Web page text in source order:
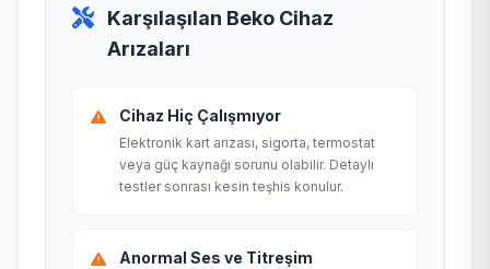
Karşılaşılan Beko Cihaz
Arızaları
Cihaz Hiç Çalışmıyor
Elektronik kart arızası, sigorta, termostat
veya güç kaynağı sorunu olabilir. Detaylı
testler sonrası kesin teşhis konulur.
Anormal Ses ve Titreşim